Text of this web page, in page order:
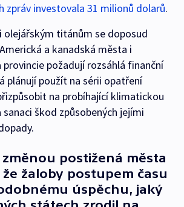
zpráv investovala 31 milionů dolarů.
olejářským titánům se doposud
a kanadská města i
požadují rozsáhlá finanční
plánují použít na sérii opatření
na probíhající klimatickou
sanaci škod způsobených jejími
postižená města
žaloby postupem času
úspěchu, jaký